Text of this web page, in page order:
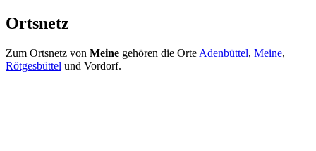
Ortsnetz
Zum Ortsnetz von Meine gehören die Orte Adenbüttel, Meine,
Rötgesbüttel und Vordorf.